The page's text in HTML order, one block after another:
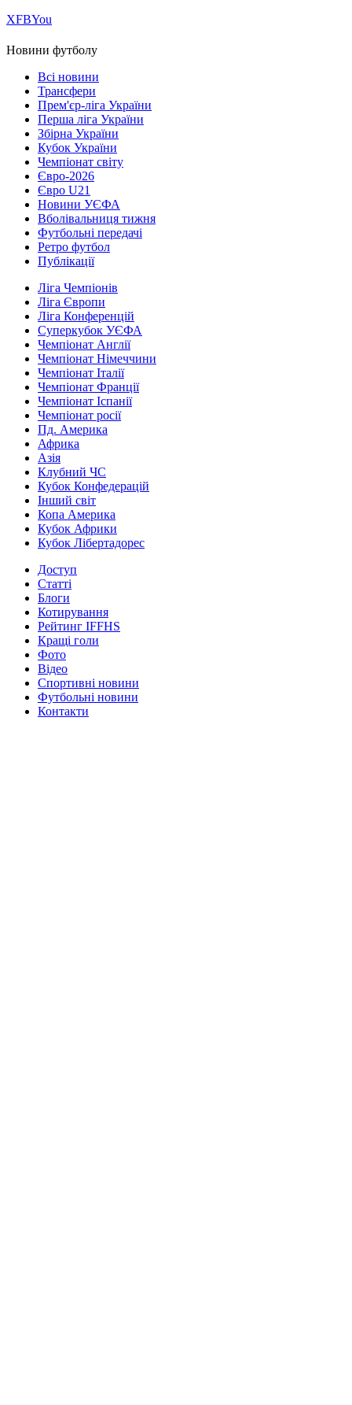
ХFBYou
Новини футболу
Всі новини
Трансфери
Прем'єр-ліга України
Перша ліга України
Збірна України
Кубок України
Чемпіонат світу
Євро-2026
Євро U21
Новини УЄФА
Вболівальниця тижня
Футбольні передачі
Ретро футбол
Публікації
Ліга Чемпіонів
Ліга Європи
Ліга Конференцій
Суперкубок УЄФА
Чемпіонат Англії
Чемпіонат Німеччини
Чемпіонат Італії
Чемпіонат Франції
Чемпіонат Іспанії
Чемпіонат росії
Пд. Америка
Африка
Азія
Клубний ЧС
Кубок Конфедерацій
Інший світ
Копа Америка
Кубок Африки
Кубок Лібертадорес
Доступ
Статті
Блоги
Котирування
Рейтинг IFFHS
Кращі голи
Фото
Відео
Спортивні новини
Футбольні новини
Контакти